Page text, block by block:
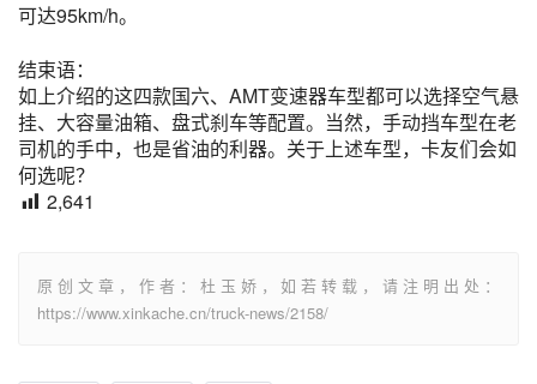
可达95km/h。
结束语：
如上介绍的这四款国六、AMT变速器车型都可以选择空气悬
挂、大容量油箱、盘式刹车等配置。当然，手动挡车型在老
司机的手中，也是省油的利器。关于上述车型，卡友们会如
何选呢？
2,641
原创文章，作者：杜玉娇，如若转载，请注明出处：
https://www.xinkache.cn/truck-news/2158/